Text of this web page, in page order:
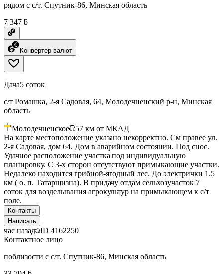
рядом с с/т. Спутник-86, Минская область
7 347 ƃ
Конвертер валют
Дача5 соток
с/т Ромашка, 2-я Садовая, 64, Молодечненский р-н, Минская
область
Молодечненское 57 км от МКАД
На карте местоположение указано некорректно. См правее ул.
2-я Садовая, дом 64. Дом в аварийном состоянии. Под снос.
Удачное расположение участка под индивидуальную
планировку. С 3-х сторон отсутствуют примыкающие участки.
Недалеко находится грибной-ягодный лес. До электрички 1.5
км ( о. п. Татарщизна). В придачу отдам сельхозучасток 7
соток для возделывания агрокультур на примыкающем к с/т
поле.
Контакты
Написать
час назад ID 4162250
Контактное лицо
поблизости с с/т. Спутник-86, Минская область